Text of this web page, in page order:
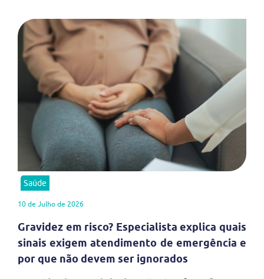
Saúde
10 de Julho de 2026
Gravidez em risco? Especialista explica quais
sinais exigem atendimento de emergência e
por que não devem ser ignorados